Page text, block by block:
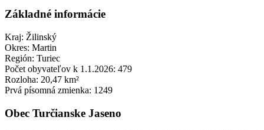
Základné informácie
Kraj: Žilinský
Okres: Martin
Región: Turiec
Počet obyvateľov k 1.1.2026: 479
Rozloha: 20,47 km²
Prvá písomná zmienka: 1249
Obec Turčianske Jaseno